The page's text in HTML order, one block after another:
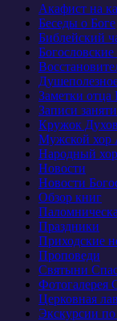
Акафист на
Беседы о Боге
Библейский
Заметки отца
Записи
Кружок
Мужской хор
Народный хор
Новости
Новости
Обзор книг
Праздники
Приходские
Проповеди
Святыни
Фотогалерея
Церковная
Экскурсии